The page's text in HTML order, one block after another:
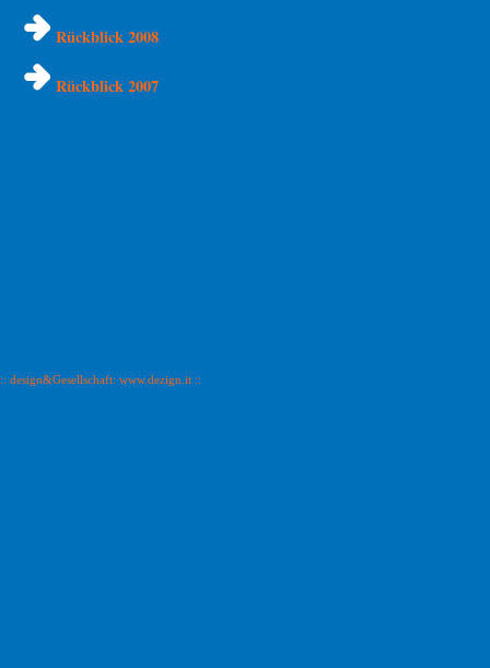
Rückblick 2008
Rückblick 2007
:: design&Gesellschaft: www.dezign.it ::